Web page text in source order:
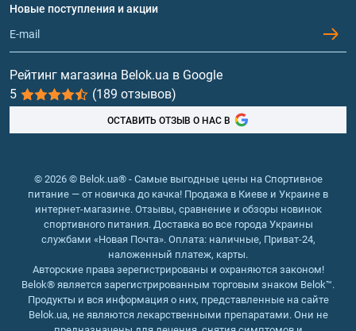
Обмен и возврат
Гейнеры
Витамины и минералы
Рыбий жир, жирные кислоты
Новые поступления и акции
Рейтинг магазина Belok.ua в Google
5
(189 отзывов)
ОСТАВИТЬ ОТЗЫВ О НАС В
© 2026 © Belok.ua® - Самые выгодные цены на Спортивное
питание — от новичка до качка! Продажа в Киеве и Украине в
интернет-магазине. Отзывы, сравнение и обзоры новинок
спортивного питания. Доставка во все города Украины
службами «Новая Почта». Оплата: наличные, Приват-24,
наложенный платеж, карты.
Авторские права зерегистрированы и охраняются законом!
Belok® является зарегистрированным торговым знаком Belok™.
Продукты и вся информация о них, представленные на сайте
Belok.ua, не являются лекарственными препаратами. Они не